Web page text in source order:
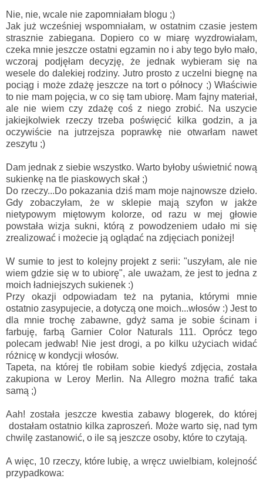
Nie, nie, wcale nie zapomniałam blogu ;)
Jak już wcześniej wspomniałam, w ostatnim czasie jestem
strasznie zabiegana. Dopiero co w miarę wyzdrowiałam,
czeka mnie jeszcze ostatni egzamin no i aby tego było mało,
wczoraj podjęłam decyzję, że jednak wybieram się na
wesele do dalekiej rodziny. Jutro prosto z uczelni biegnę na
pociąg i może zdażę jeszcze na tort o północy ;) Właściwie
to nie mam pojęcia, w co się tam ubiorę. Mam fajny materiał,
ale nie wiem czy zdażę coś z niego zrobić. Na uszycie
jakiejkolwiek rzeczy trzeba poświęcić kilka godzin, a ja
oczywiście na jutrzejsza poprawkę nie otwarłam nawet
zeszytu ;)
Dam jednak z siebie wszystko. Warto byłoby uświetnić nową
sukienkę na tle piaskowych skał ;)
Do rzeczy...Do pokazania dziś mam moje najnowsze dzieło.
Gdy zobaczyłam, że w sklepie mają szyfon w jakże
nietypowym miętowym kolorze, od razu w mej głowie
powstała wizja sukni, którą z powodzeniem udało mi się
zrealizować i możecie ją oglądać na zdjęciach poniżej!
W sumie to jest to kolejny projekt z serii: "uszyłam, ale nie
wiem gdzie się w to ubiorę", ale uważam, że jest to jedna z
moich ładniejszych sukienek :)
Przy okazji odpowiadam też na pytania, którymi mnie
ostatnio zasypujecie, a dotyczą one moich...włosów :) Jest to
dla mnie trochę zabawne, gdyż sama je sobie ścinam i
farbuję, farbą Garnier Color Naturals 111. Oprócz tego
polecam jedwab! Nie jest drogi, a po kilku użyciach widać
różnicę w kondycji włosów.
Tapeta, na której tle robiłam sobie kiedyś zdjęcia, została
zakupiona w Leroy Merlin. Na Allegro można trafić taka
samą ;)
Aah! została jeszcze kwestia zabawy blogerek, do której
dostałam ostatnio kilka zaproszeń. Może warto się, nad tym
chwilę zastanowić, o ile są jeszcze osoby, które to czytają.
A więc, 10 rzeczy, które lubię, a wręcz uwielbiam, kolejność
przypadkowa: